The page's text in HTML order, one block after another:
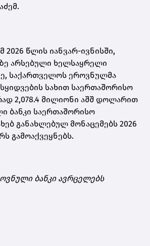
2026 წლის იანვარ-ივნისში,
არსებული ხელსაყრელი
საქართველოს ეროვნულმა
სახით საერთაშორისო
2,078.4 მილიონი აშშ დოლარით
ბანკი საერთაშორისო
განახლებულ მონაცემებს 2026
გამოაქვეყნებს.
ბანკი ავრცელებს